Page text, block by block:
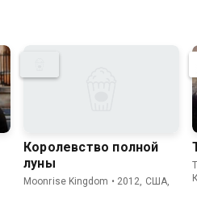
Королевство полной
луны
Moonrise Kingdom • 2012, США,